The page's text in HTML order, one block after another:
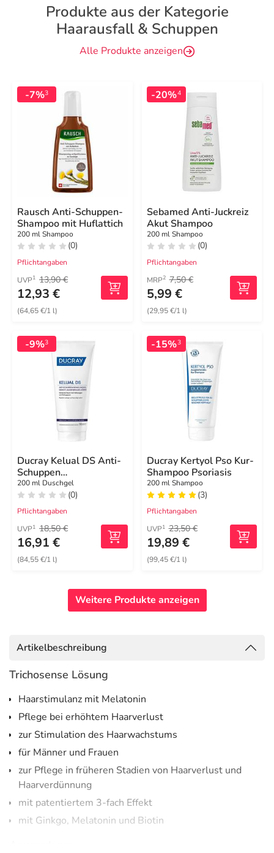
Produkte aus der Kategorie
Haarausfall & Schuppen
Alle Produkte anzeigen
-7%3
Rausch Anti-Schuppen-
Shampoo mit Huflattich
200 ml Shampoo
(0)
Pflichtangaben
UVP1 13,90 €
12,93 €
(64,65 €/1 l)
-20%4
Sebamed Anti-Juckreiz
Akut Shampoo
200 ml Shampoo
(0)
Pflichtangaben
MRP2 7,50 €
5,99 €
(29,95 €/1 l)
-9%3
Ducray Kelual DS Anti-
Schuppen
Reinigungsgel
200 ml Duschgel
(0)
Pflichtangaben
UVP1 18,50 €
16,91 €
(84,55 €/1 l)
-15%3
Ducray Kertyol Pso Kur-
Shampoo Psoriasis
200 ml Shampoo
(3)
Pflichtangaben
UVP1 23,50 €
19,89 €
(99,45 €/1 l)
Weitere Produkte anzeigen
Artikelbeschreibung
Trichosense Lösung
Haarstimulanz mit Melatonin
Pflege bei erhöhtem Haarverlust
zur Stimulation des Haarwachstums
für Männer und Frauen
zur Pflege in früheren Stadien von Haarverlust und
Haarverdünnung
mit patentiertem 3-fach Effekt
mit Ginkgo, Melatonin und Biotin